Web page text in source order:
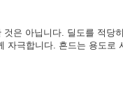
은 아닙니다. 딜도를 적
극합니다. 흔드는 용도